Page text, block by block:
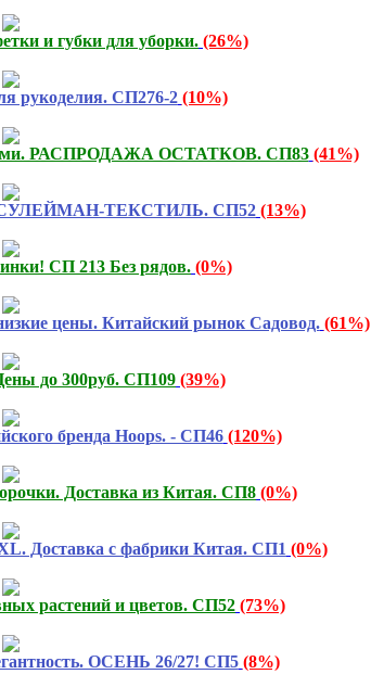
и губки для уборки. (26%)
рукоделия. СП276-2 (10%)
РАСПРОДАЖА ОСТАТКОВ. СП83 (41%)
СУЛЕЙМАН-ТЕКСТИЛЬ. СП52 (13%)
СП 213 Без рядов. (0%)
цены. Китайский рынок Садовод. (61%)
до 300руб. СП109 (39%)
бренда Hoops. - СП46 (120%)
Доставка из Китая. СП8 (0%)
Доставка с фабрики Китая. СП1 (0%)
растений и цветов. СП52 (73%)
ОСЕНЬ 26/27! СП5 (8%)